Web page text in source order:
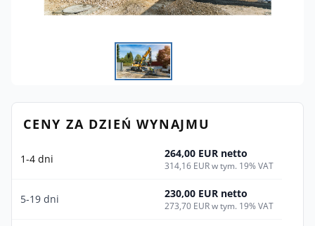
CENY ZA DZIEŃ WYNAJMU
1-4 dni 264,00 EUR netto
314,16 EUR w tym. 19% VAT
5-19 dni 230,00 EUR netto
273,70 EUR w tym. 19% VAT